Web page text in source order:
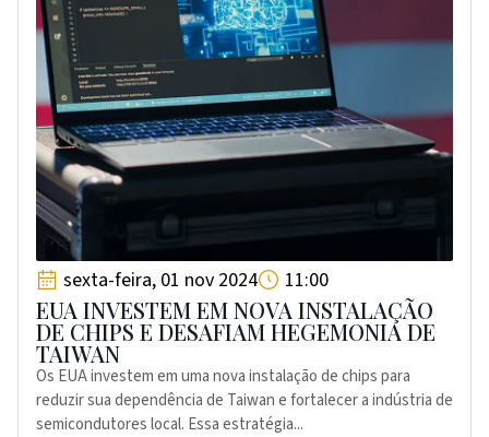
sexta-feira, 01 nov 2024 11:00
EUA INVESTEM EM NOVA INSTALAÇÃO
DE CHIPS E DESAFIAM HEGEMONIA DE
TAIWAN
Os EUA investem em uma nova instalação de chips para
reduzir sua dependência de Taiwan e fortalecer a indústria de
semicondutores local. Essa estratégia...